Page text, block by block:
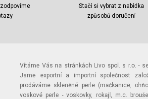
Stačí si vybrat z nabídka
způsobů doručení
Vítáme Vás na stránkách Livo spol. s r.o. -
Jsme exportní a importní společnost
prodáváme skleněné perle (mačkanice,
voskové perle - voskovky, rokajl, m.c.